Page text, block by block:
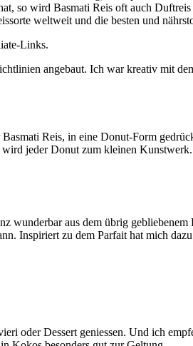
so wird Basmati Reis oft auch
weltweit und die besten und
Links.
angebaut. Ich war kreativ mit
Reis, in eine Donut-Form
jeder Donut zum kleinen
wunderbar aus dem übrig
Inspiriert zu dem Parfait hat mich
oder Dessert geniessen. Und ich